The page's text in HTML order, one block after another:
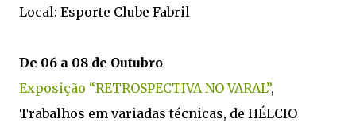
Local: Esporte Clube Fabril
De 06 a 08 de Outubro
Exposição “RETROSPECTIVA NO VARAL”,
Trabalhos em variadas técnicas, de HÉLCIO